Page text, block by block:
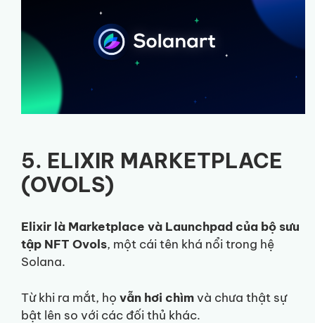
5. ELIXIR MARKETPLACE
(OVOLS)
Elixir là Marketplace và Launchpad của bộ sưu
tập NFT Ovols, một cái tên khá nổi trong hệ
Solana.
Từ khi ra mắt, họ vẫn hơi chìmvà chưa thật sự
bật lên so với các đối thủ khác.